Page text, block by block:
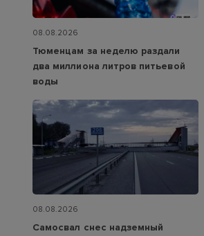
08.08.2026
Тюменцам за неделю раздали
два миллиона литров питьевой
воды
08.08.2026
Самосвал снес надземный